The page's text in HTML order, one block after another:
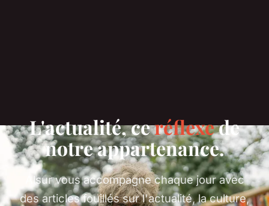
L'actualité, ceréflexede
notre appartenance.
Alsur vous accompagne chaque jour avec
des articles fouillés sur l'actualité, la culture,